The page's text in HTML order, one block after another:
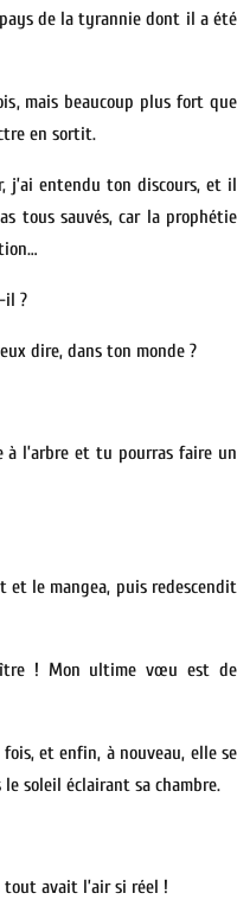
de la tyrannie dont il a été
mais beaucoup plus fort que
en sortit.
j’ai entendu ton discours, et il
tous sauvés, car la prophétie
il ?
dire, dans ton monde ?
à l’arbre et tu pourras faire un
et le mangea, puis redescendit
! Mon ultime vœu est de
et enfin, à nouveau, elle se
soleil éclairant sa chambre.
tout avait l’air si réel !